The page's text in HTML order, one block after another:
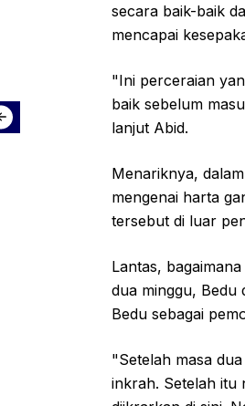
secara baik-baik
mencapai
"Ini perceraian
baik sebelum
lanjut Abid.
Menariknya,
mengenai harta
tersebut di luar
Lantas,
dua minggu, Bedu
Bedu sebagai
"Setelah masa
inkrah. Setelah itu